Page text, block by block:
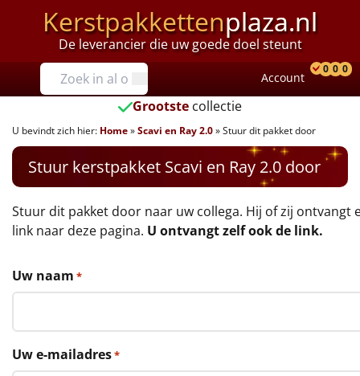
Kerstpakkettenplaza.nl
De leverancier die uw goede doel steunt
Prijzen
Tot €25
€25 tot €35
€35 tot €40
€40 tot €45
€50 tot €55
€55 tot €75
€75 tot €100
Account
0 0 0
Grootste collectie
U bevindt zich hier: Home»Scavi en Ray 2.0»Stuur dit pakket door
Stuur kerstpakket Scavi en Ray 2.0 door
Stuur dit pakket door naar uw collega. Hij of zij ontvangt
link naar deze pagina. U ontvangt zelf ook de link.
Uw naam *
Uw e-mailadres*